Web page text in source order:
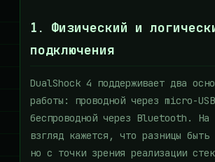
1. Физический и
подключения
DualShock 4 поддерживает два
работы: проводной через micro-
беспроводной через Bluetooth. На
взгляд кажется, что разницы быть
но с точки зрения реализации